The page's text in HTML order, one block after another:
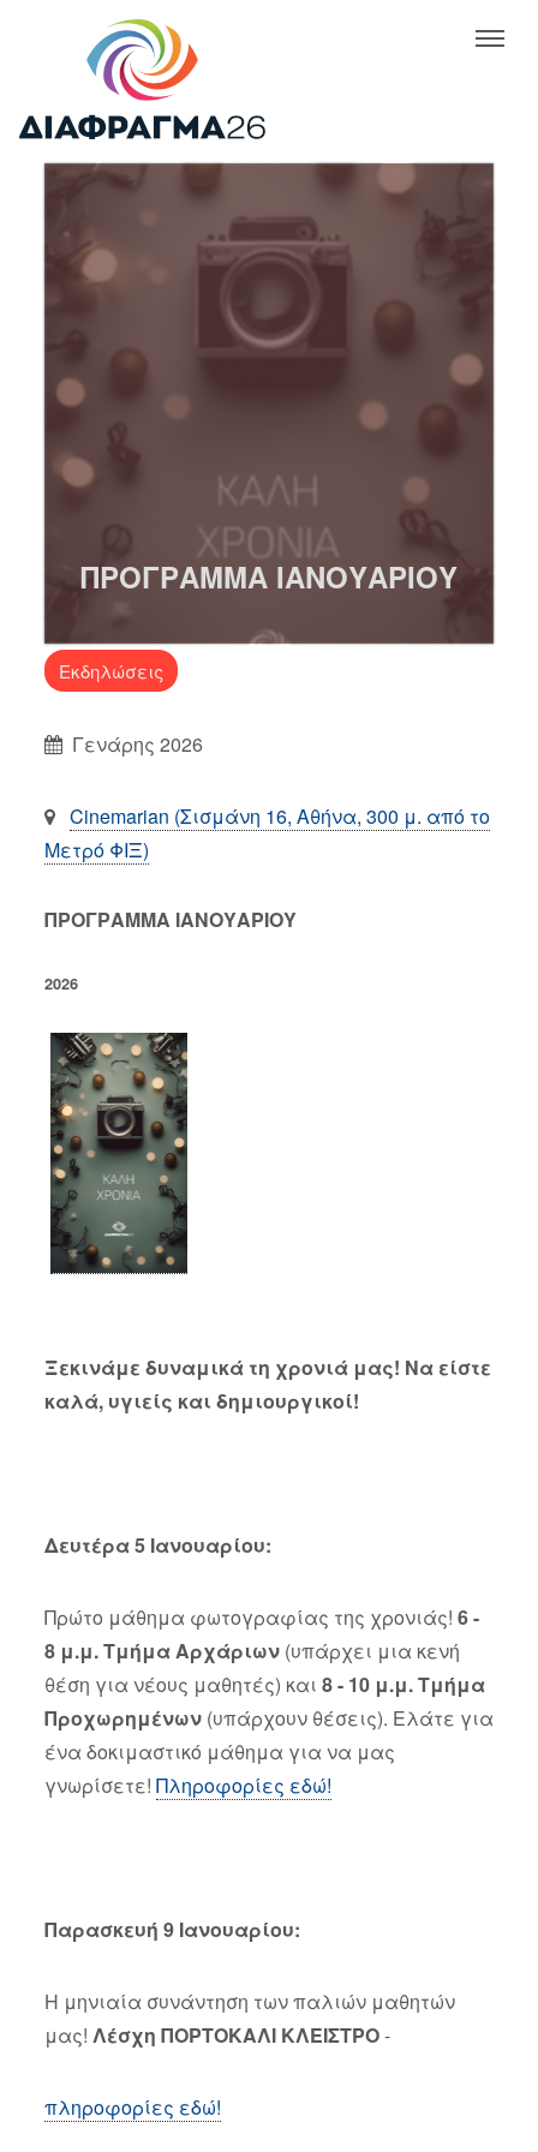
ΠΡΟΓΡΑΜΜΑ ΙΑΝΟΥΑΡΙΟΥ
Εκδηλώσεις
Γενάρης 2026
Cinemarian (Σισμάνη 16, Αθήνα, 300 μ. από το
Μετρό ΦΙΞ)
ΠΡΟΓΡΑΜΜΑ ΙΑΝΟΥΑΡΙΟΥ
2026
Ξεκινάμε δυναμικά τη χρονιά μας! Να είστε
καλά, υγιείς και δημιουργικοί!
Δευτέρα 5 Ιανουαρίου:
Πρώτο μάθημα φωτογραφίας της χρονιάς! 6 -
8 μ.μ. Τμήμα Αρχάριων(υπάρχει μια κενή
θέση για νέους μαθητές) και 8 - 10 μ.μ. Τμήμα
Προχωρημένων(υπάρχουν θέσεις). Ελάτε για
ένα δοκιμαστικό μάθημα για να μας
γνωρίσετε! Πληροφορίες εδώ!
Παρασκευή 9 Ιανουαρίου:
Η μηνιαία συνάντηση των παλιών μαθητών
μας! Λέσχη ΠΟΡΤΟΚΑΛΙ ΚΛΕΙΣΤΡΟ-
πληροφορίες εδώ!